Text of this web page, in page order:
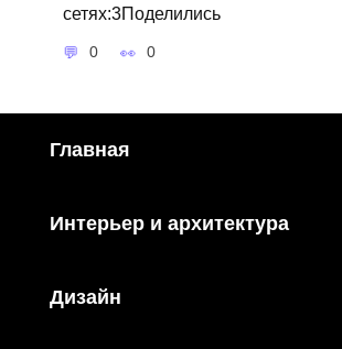
сетях:3Поделились
0 0
Главная
Интерьер и архитектура
Дизайн